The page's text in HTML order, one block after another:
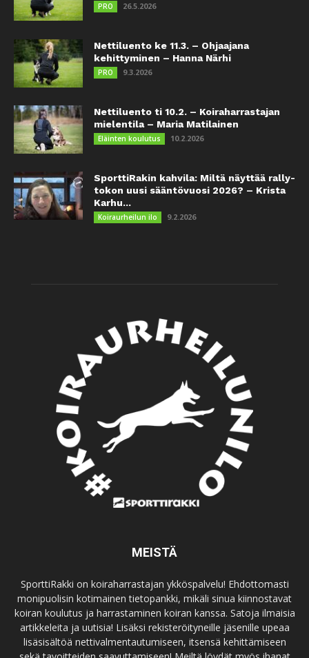
PRO 26.5.2026
Nettiluento ke 11.3. – Ohjaajana
kehittyminen – Hanna Närhi
PRO 9.3.2026
Nettiluento ti 10.2. – Koiraharrastajan
mielentila – Maria Matilainen
Eläinten koulutus 10.2.2026
SporttiRakin kahvila: Miltä näyttää rally-
tokon uusi sääntövuosi 2026? – Krista
Karhu...
Koiraurheilun ilo 9.2.2026
MEISTÄ
SporttiRakki on koiraharrastajan ykköspalvelu! Ehdottomasti
monipuolisin kotimainen tietopankki, mikäli sinua kiinnostavat
koiran koulutus ja harrastaminen koiran kanssa. Satoja ilmaisia
artikkeleita ja uutisia! Lisäksi rekisteröityneille jäsenille upeaa
lisäsisältöä nettivalmentautumiseen, itsensä kehittämiseen